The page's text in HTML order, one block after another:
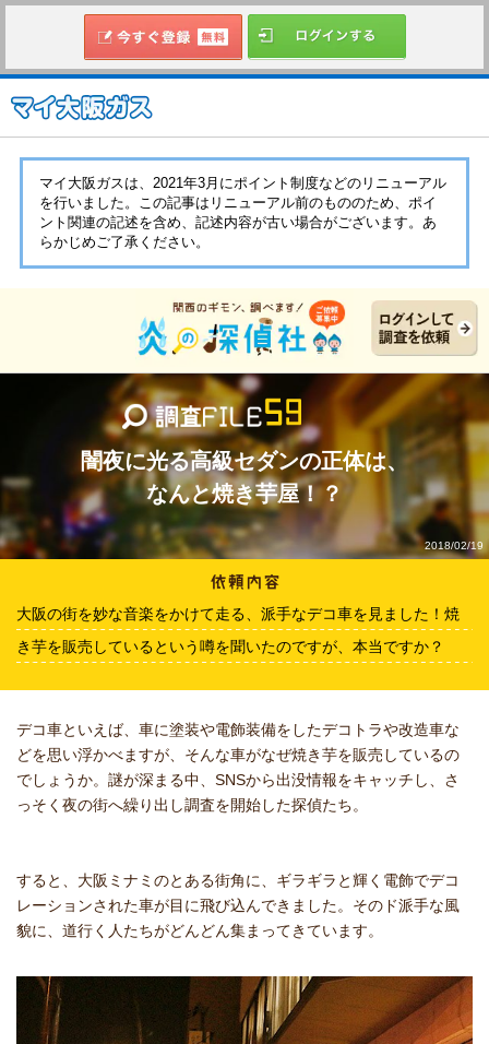
マイ大阪ガスは、2021年3月にポイント制度などのリニューアル
を行いました。この記事はリニューアル前のもののため、ポイ
ント関連の記述を含め、記述内容が古い場合がございます。あ
らかじめご了承ください。
闇夜に光る高級セダンの正体は、
なんと焼き芋屋！？
2018/02/19
大阪の街を妙な音楽をかけて走る、派手なデコ車を見ました！焼
き芋を販売しているという噂を聞いたのですが、本当ですか？
デコ車といえば、車に塗装や電飾装備をしたデコトラや改造車な
どを思い浮かべますが、そんな車がなぜ焼き芋を販売しているの
でしょうか。謎が深まる中、SNSから出没情報をキャッチし、さ
っそく夜の街へ繰り出し調査を開始した探偵たち。
すると、大阪ミナミのとある街角に、ギラギラと輝く電飾でデコ
レーションされた車が目に飛び込んできました。そのド派手な風
貌に、道行く人たちがどんどん集まってきています。